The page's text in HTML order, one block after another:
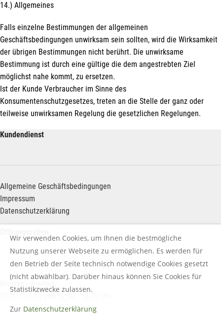
14.) Allgemeines
Falls einzelne Bestimmungen der allgemeinen
Geschäftsbedingungen unwirksam sein sollten, wird die Wirksamkeit
der übrigen Bestimmungen nicht berührt. Die unwirksame
Bestimmung ist durch eine gültige die dem angestrebten Ziel
möglichst nahe kommt, zu ersetzen.
Ist der Kunde Verbraucher im Sinne des
Konsumentenschutzgesetzes, treten an die Stelle der ganz oder
teilweise unwirksamen Regelung die gesetzlichen Regelungen.
Kundendienst
Allgemeine Geschäftsbedingungen
Impressum
Datenschutzerklärung
Wir verwenden Cookies, um Ihnen die bestmögliche
Nutzung unserer Webseite zu ermöglichen. Es werden für
den Betrieb der Seite technisch notwendige Cookies gesetzt
(nicht abwählbar). Darüber hinaus können Sie Cookies für
Statistikzwecke zulassen.
Zur Datenschutzerklärung